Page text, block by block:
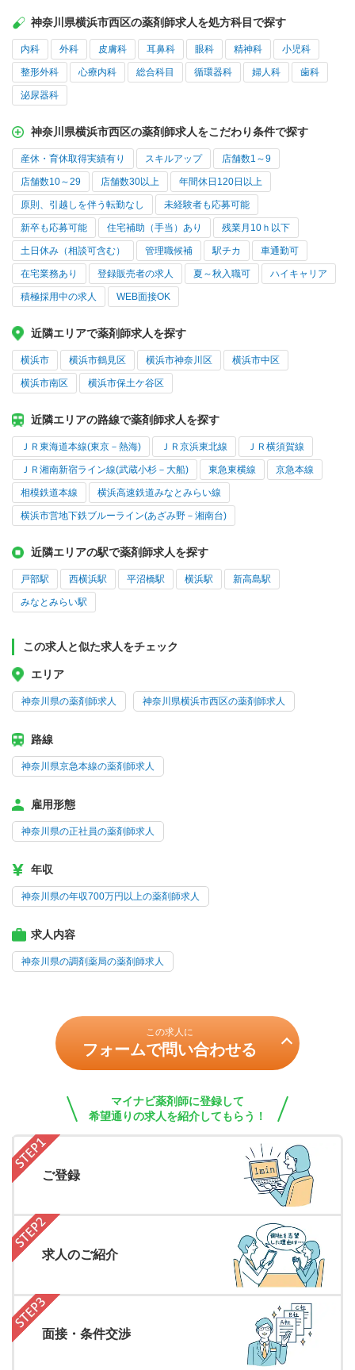
神奈川県横浜市西区の薬剤師求人を処方科目で探す
内科 外科 皮膚科 耳鼻科 眼科 精神科 小児科
整形外科 心療内科 総合科目 循環器科 婦人科 歯科
泌尿器科
神奈川県横浜市西区の薬剤師求人をこだわり条件で探す
産休・育休取得実績有り スキルアップ 店舗数1～9
店舗数10～29 店舗数30以上 年間休日120日以上
原則、引越しを伴う転勤なし 未経験者も応募可能
新卒も応募可能 住宅補助（手当）あり 残業月10ｈ以下
土日休み（相談可含む） 管理職候補 駅チカ 車通勤可
在宅業務あり 登録販売者の求人 夏～秋入職可 ハイキャリア
積極採用中の求人 WEB面接OK
近隣エリアで薬剤師求人を探す
横浜市 横浜市鶴見区 横浜市神奈川区 横浜市中区
横浜市南区 横浜市保土ケ谷区
近隣エリアの路線で薬剤師求人を探す
ＪＲ東海道本線(東京－熱海) ＪＲ京浜東北線 ＪＲ横須賀線
ＪＲ湘南新宿ライン線(武蔵小杉－大船) 東急東横線 京急本線
相模鉄道本線 横浜高速鉄道みなとみらい線
横浜市営地下鉄ブルーライン(あざみ野－湘南台)
近隣エリアの駅で薬剤師求人を探す
戸部駅 西横浜駅 平沼橋駅 横浜駅 新高島駅
みなとみらい駅
この求人と似た求人をチェック
エリア
神奈川県の薬剤師求人 神奈川県横浜市西区の薬剤師求人
路線
神奈川県京急本線の薬剤師求人
雇用形態
神奈川県の正社員の薬剤師求人
年収
神奈川県の年収700万円以上の薬剤師求人
求人内容
神奈川県の調剤薬局の薬剤師求人
この求人に
フォームで問い合わせる
マイナビ薬剤師に登録して
希望通りの求人を紹介してもらう！
ご登録
求人のご紹介
面接・条件交渉